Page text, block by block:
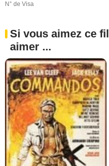
N° de Visa
Si vous aimez ce
aimer ...